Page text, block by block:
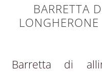
BARRETTA
Barretta di